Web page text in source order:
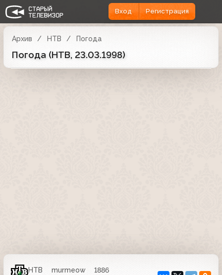
Вход Регистрация
Архив НТВ Погода
Погода (НТВ, 23.03.1998)
НТВ murmeow
1886